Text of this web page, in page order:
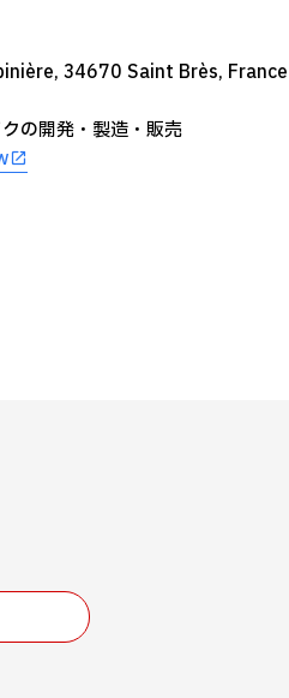
34670 Saint Brès, France
の開発・製造・販売